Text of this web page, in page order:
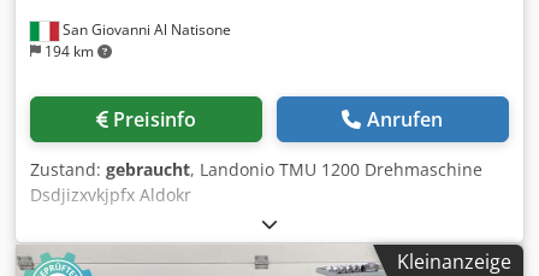
San Giovanni Al Natisone
194 km
Preisinfo Anrufen
Zustand: gebraucht, Landonio TMU 1200 Drehmaschine
Dsdjizxvkjpfx Aldokr
Kleinanzeige